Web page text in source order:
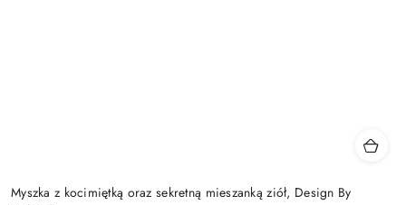
Myszka z kocimiętką oraz sekretną mieszanką ziół, Design By